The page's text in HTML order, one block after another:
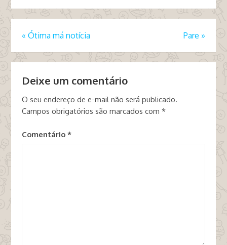
« Ótima má notícia Pare »
Deixe um comentário
O seu endereço de e-mail não será publicado.
Campos obrigatórios são marcados com *
Comentário *